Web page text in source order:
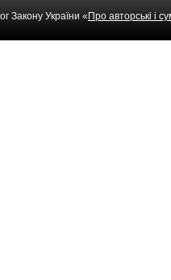
Закону України « Про авторські і